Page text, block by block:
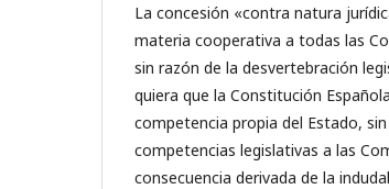
La concesión «contra natura
materia cooperativa a todas las
sin razón de la desvertebración
quiera que la Constitución
competencia propia del Estado,
competencias legislativas a las
consecuencia derivada de la